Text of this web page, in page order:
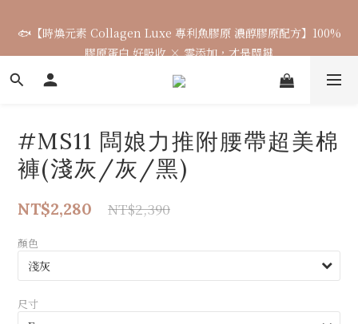
🌈七月涼感韓貨新品連線 已收單🌈 全力追加出貨中
膠原蛋白 好吸收 × 零添加，才是關鍵
7月飾品連線 ✨ 7/16-7/26
🌈七月涼感韓貨新品連線 已收單🌈 全力追加出貨中
#MS11 闆娘力推附腰帶超美棉
褲(淺灰/灰/黑)
NT$2,280 NT$2,390
顏色
尺寸